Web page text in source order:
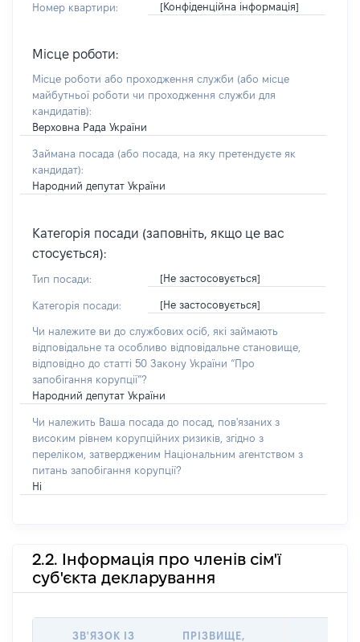
Номер квартири: [Конфіденційна інформація]
Місце роботи:
Місце роботи або проходження служби (або місце
майбутньої роботи чи проходження служби для
кандидатів):
Верховна Рада України
Займана посада (або посада, на яку претендуєте як
кандидат):
Народний депутат України
Категорія посади (заповніть, якщо це вас
стосується):
Тип посади: [Не застосовується]
Категорія посади: [Не застосовується]
Чи належите ви до службових осіб, які займають
відповідальне та особливо відповідальне становище,
відповідно до статті 50 Закону України “Про
запобігання корупції”?
Народний депутат України
Чи належить Ваша посада до посад, пов'язаних з
високим рівнем корупційних ризиків, згідно з
переліком, затвердженим Національним агентством з
питань запобігання корупції?
Ні
2.2. Інформація про членів сім'ї
суб'єкта декларування
ЗВ'ЯЗОК ІЗ
ПРІЗВИЩЕ,